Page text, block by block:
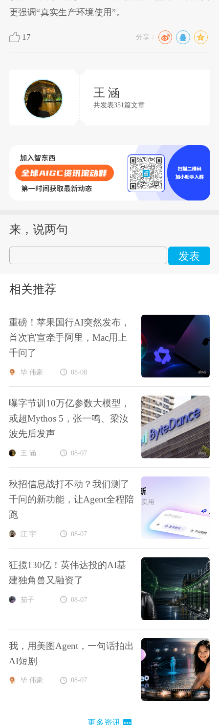
更强调“真实生产环境使用”。
17 分享：
王 涵
共发表351篇文章
来，说两句
发表
相关推荐
重磅！苹果国行AI突然发布，
首次官宣牵手阿里，Mac用上
千问了
毕 伟豪 08-08
曝字节训10万亿参数大模型，
或超Mythos 5，张一鸣、梁汝
波先后发声
王 涵 08-07
秋招信息战打不动？我们测了
千问的新功能，让Agent全程陪
跑
江 宇 08-07
狂揽130亿！英伟达投的AI基
建独角兽又融资了
茄子 08-07
我，用美图Agent，一句话拍出
AI短剧
毕 伟豪 08-07
更多资讯